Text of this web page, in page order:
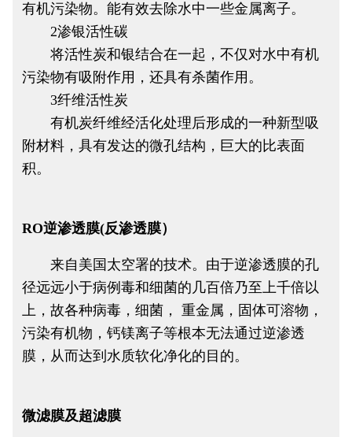
有机污染物。能有效去除水中一些金属离子。
2渗银活性碳
将活性炭和银结合在一起，不仅对水中有机
污染物有吸附作用，还具有杀菌作用。
3纤维活性炭
有机炭纤维经活化处理后形成的一种新型吸
附材料，具有发达的微孔结构，巨大的比表面
积。
RO逆渗透膜(反渗透膜）
来自美国太空署的技术。由于逆渗透膜的孔
径远远小于病例毒和细菌的几百倍乃至上千倍以
上，故各种病毒，细菌， 重金属，固体可溶物，
污染有机物，钙镁离子等根本无法通过逆渗透
膜，从而达到水质软化净化的目的。
微滤膜及超滤膜